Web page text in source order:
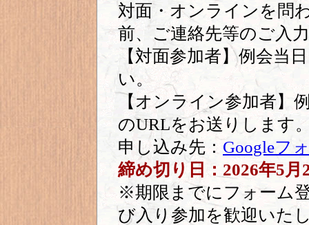
対面・オンラインを問
前、ご連絡先等のご入
【対面参加者】例会当
い。
【オンライン参加者】
のURLをお送りします
申し込み先： Googleフ
締め切り日：2026年5月
※期限までにフォーム
び入り参加を歓迎いた